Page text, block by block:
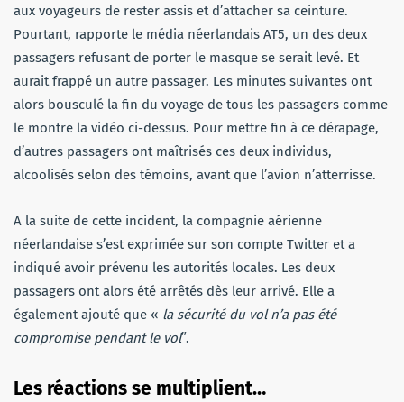
aux voyageurs de rester assis et d’attacher sa ceinture.
Pourtant, rapporte le média néerlandais AT5, un des deux
passagers refusant de porter le masque se serait levé. Et
aurait frappé un autre passager. Les minutes suivantes ont
alors bousculé la fin du voyage de tous les passagers comme
le montre la vidéo ci-dessus. Pour mettre fin à ce dérapage,
d’autres passagers ont maîtrisés ces deux individus,
alcoolisés selon des témoins, avant que l’avion n’atterrisse.
A la suite de cette incident, la compagnie aérienne
néerlandaise s’est exprimée sur son compte Twitter et a
indiqué avoir prévenu les autorités locales. Les deux
passagers ont alors été arrêtés dès leur arrivé. Elle a
également ajouté que « la sécurité du vol n’a pas été
compromise pendant le vol”.
Les réactions se multiplient…